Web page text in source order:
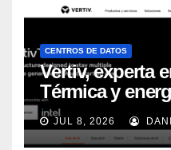
CENTROS DE DATOS
Vertiv, experta
Térmica y
Datos, sigue
imparable
JUL 8, 2026